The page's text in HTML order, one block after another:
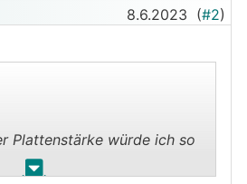
8.6.2023 (#2)
. .
Plattenstärke würde ich so